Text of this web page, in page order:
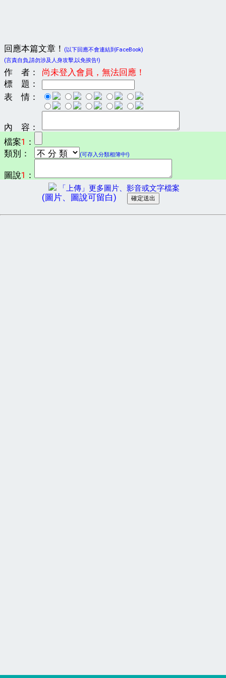
回應本篇文章！
(以下回應不會連結到FaceBook)
(言責自負,請勿涉及人身攻擊,以免挨告!)
作 者：
尚未登入會員，無法回應！
標 題：
表 情：
內 容：
檔案1 ：
類別：
(可存入分類相簿中!)
圖說1 ：
「上傳」更多圖片、影音或文字檔案
(圖片、圖說可留白)